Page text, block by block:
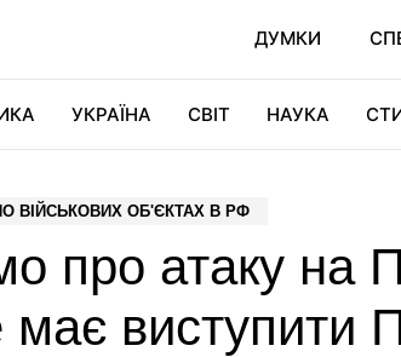
ДУМКИ
УКРАЇНА СВІТ НАУКА
ВІЙСЬКОВИХ ОБ'ЄКТАХ В РФ
про атаку на
виступити